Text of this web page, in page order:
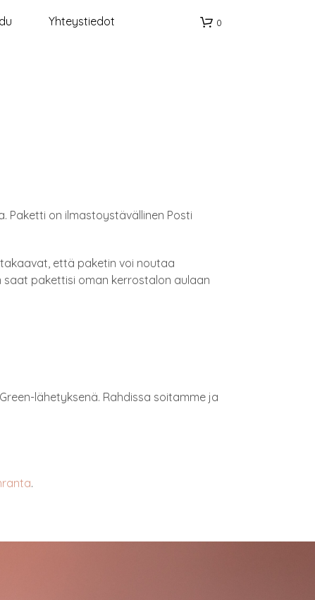
0
Yhteystiedot
Paketti on ilmastoystävällinen Posti
että paketin voi noutaa
saat pakettisi oman kerrostalon aulaan
lähetyksenä. Rahdissa soitamme ja
.